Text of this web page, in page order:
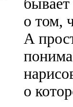
о том,
А
о